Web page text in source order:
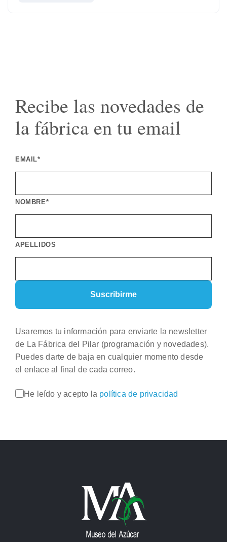
Recibe las novedades de
la fábrica en tu email
EMAIL*
NOMBRE*
APELLIDOS
Usaremos tu información para enviarte la newsletter
de La Fábrica del Pilar (programación y novedades).
Puedes darte de baja en cualquier momento desde
el enlace al final de cada correo.
He leído y acepto la política de privacidad